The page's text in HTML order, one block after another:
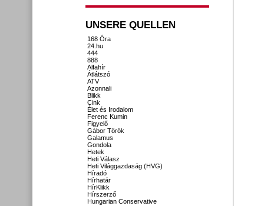
UNSERE QUELLEN
168 Óra
24.hu
444
888
Alfahír
Átlátszó
ATV
Azonnali
Blikk
Cink
Élet és Irodalom
Ferenc Kumin
Figyelő
Gábor Török
Galamus
Gondola
Hetek
Heti Válasz
Heti Világgazdaság (HVG)
Híradó
Hírhatár
HírKlikk
Hírszerző
Hungarian Conservative